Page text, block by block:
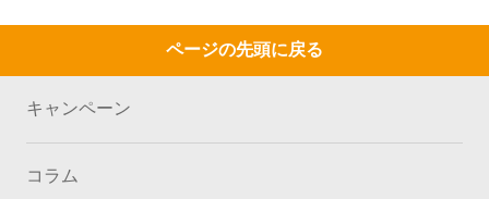
ページの先頭に戻る
キャンペーン
コラム